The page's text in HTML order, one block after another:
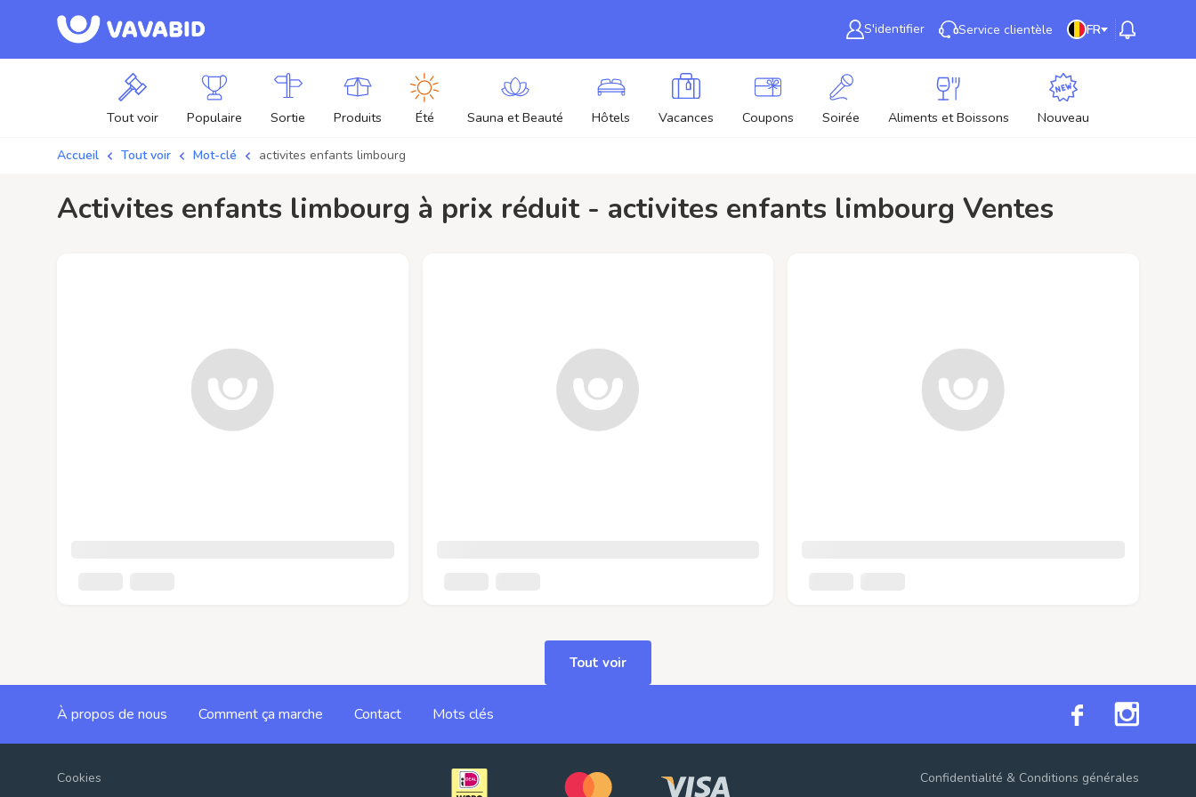
S'identifier Service clientèle FR
Tout voir Populaire Sortie Produits Été Sauna et Beauté Hôtels Vacances Coupons Soirée Aliments et Boissons Nouveau
Accueil Tout voir Mot-clé activites enfants limbourg
activites enfants limbourg à prix réduit - activites enfants limbourg Ventes
Tout voir
À propos de nous Comment ça marche Contact Mots clés
Cookies Confidentialité & Conditions générales